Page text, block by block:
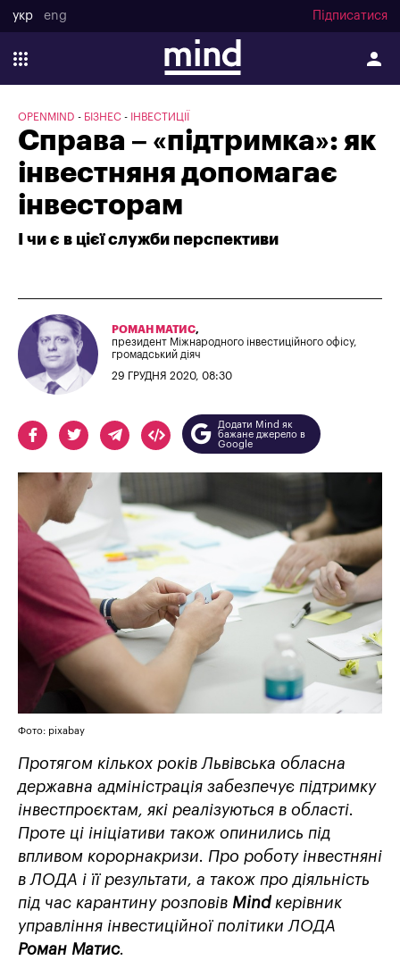
укр eng Підписатися
OPENMIND БІЗНЕС ІНВЕСТИЦІЇ
Справа – «підтримка»: як
інвестняня допомагає
інвесторам
І чи є в цієї служби перспективи
РОМАН МАТИС,
президент Міжнародного інвестиційного офісу,
громадський діяч
29 ГРУДНЯ 2020, 08:30
Додати Mind як
бажане джерело в
Google
Фото: pixabay
Протягом кількох років Львівська обласна
державна адміністрація забезпечує підтримку
інвестпроєктам, які реалізуються в області.
Проте ці ініціативи також опинились під
впливом корорнакризи. Про роботу інвестняні
в ЛОДА і її результати, а також про діяльність
під час карантину розповів Mind керівник
управління інвестиційної політики ЛОДА
Роман Матис.